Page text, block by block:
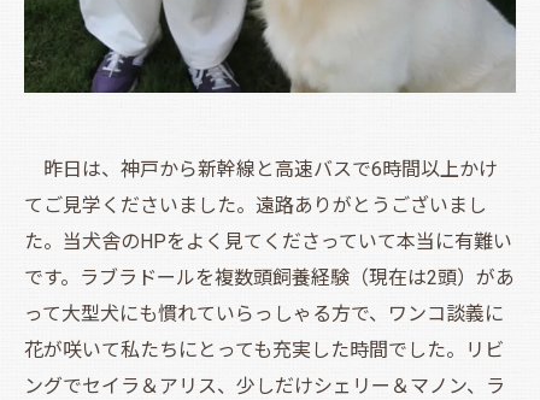
昨日は、神戸から新幹線と高速バスで6時間以上かけ
てご見学くださいました。遠路ありがとうございまし
た。当犬舎のHPをよく見てくださっていて本当に有難い
です。ラブラドールを複数頭飼養経験（現在は2頭）があ
って大型犬にも慣れていらっしゃる方で、ワンコ談義に
花が咲いて私たちにとっても充実した時間でした。リビ
ングでセイラ＆アリス、少しだけシェリー＆マノン、ラ